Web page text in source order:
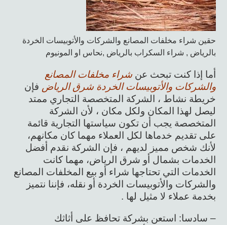
حقين شراء مخلفات المصانع والشركات والأتوبيسات الخردة
بالرياض , شراء السكراب بالرياض ,نحاس او المونيوم
أما إذا كنت تبحث عنشراء مخلفات المصانع
والشركات والأتوبيسات الخردة شرق الرياض فإن
خريطة نشاط ، الشركة المتخصصة التجاري ممتد
ليصل لهذا المكان ولكل مكان ، لأن الشركة
المتخصصة يجب أن تكون سياستها التجارية قائمة
على تقديم خدماها لكل العملاء مهما كان مكانهم،
لأنك شخص مميز لديهم ، فإن الشركة نقدم أفضل
الخدمات بشمال أو شرق الرياض، مهما كانت
الخدمات التي تحتاجها شراء أو بيع المخلفات المصانع
والشركات والأتوبيسات الخردة أو نقله، فإننا نتميز
بخدمة عملاء لا مثيل لها .
– سادسا: استعن بشركة تحافظ على أثاثك